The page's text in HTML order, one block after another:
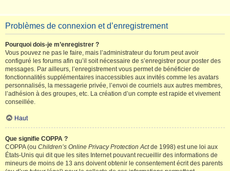
Problèmes de connexion et d’enregistrement
Pourquoi dois-je m’enregistrer ?
Vous pouvez ne pas le faire, mais l’administrateur du forum peut avoir
configuré les forums afin qu’il soit nécessaire de s’enregistrer pour poster des
messages. Par ailleurs, l’enregistrement vous permet de bénéficier de
fonctionnalités supplémentaires inaccessibles aux invités comme les avatars
personnalisés, la messagerie privée, l’envoi de courriels aux autres membres,
l’adhésion à des groupes, etc. La création d’un compte est rapide et vivement
conseillée.
Haut
Que signifie COPPA ?
COPPA (ou Children’s Online Privacy Protection Actde 1998) est une loi aux
États-Unis qui dit que les sites Internet pouvant recueillir des informations de
mineurs de moins de 13 ans doivent obtenir le consentement écrit des parents